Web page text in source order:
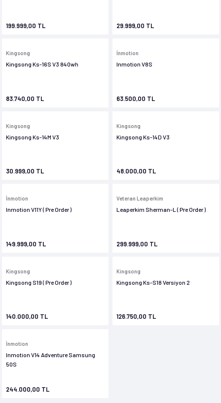
199.999,00 TL 29.999,00 TL
Kingsong
Kingsong Ks-16S V3 840wh
83.740,00 TL
İnmotion
Inmotion V8S
63.500,00 TL
Kingsong
Kingsong Ks-14M V3
30.999,00 TL
Kingsong
Kingsong Ks-14D V3
48.000,00 TL
İnmotion
Inmotion V11Y ( Pre Order )
149.999,00 TL
Veteran Leaperkim
Leaperkim Sherman-L ( Pre Order )
299.999,00 TL
Kingsong
Kingsong S19 ( Pre Order )
140.000,00 TL
Kingsong
Kingsong Ks-S18 Versiyon 2
126.750,00 TL
İnmotion
Inmotion V14 Adventure Samsung
50S
244.000,00 TL